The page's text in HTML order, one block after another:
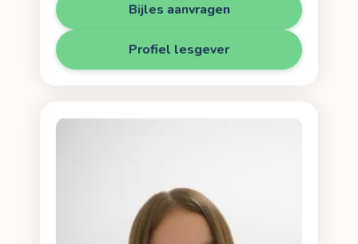
Bijles aanvragen
Profiel lesgever